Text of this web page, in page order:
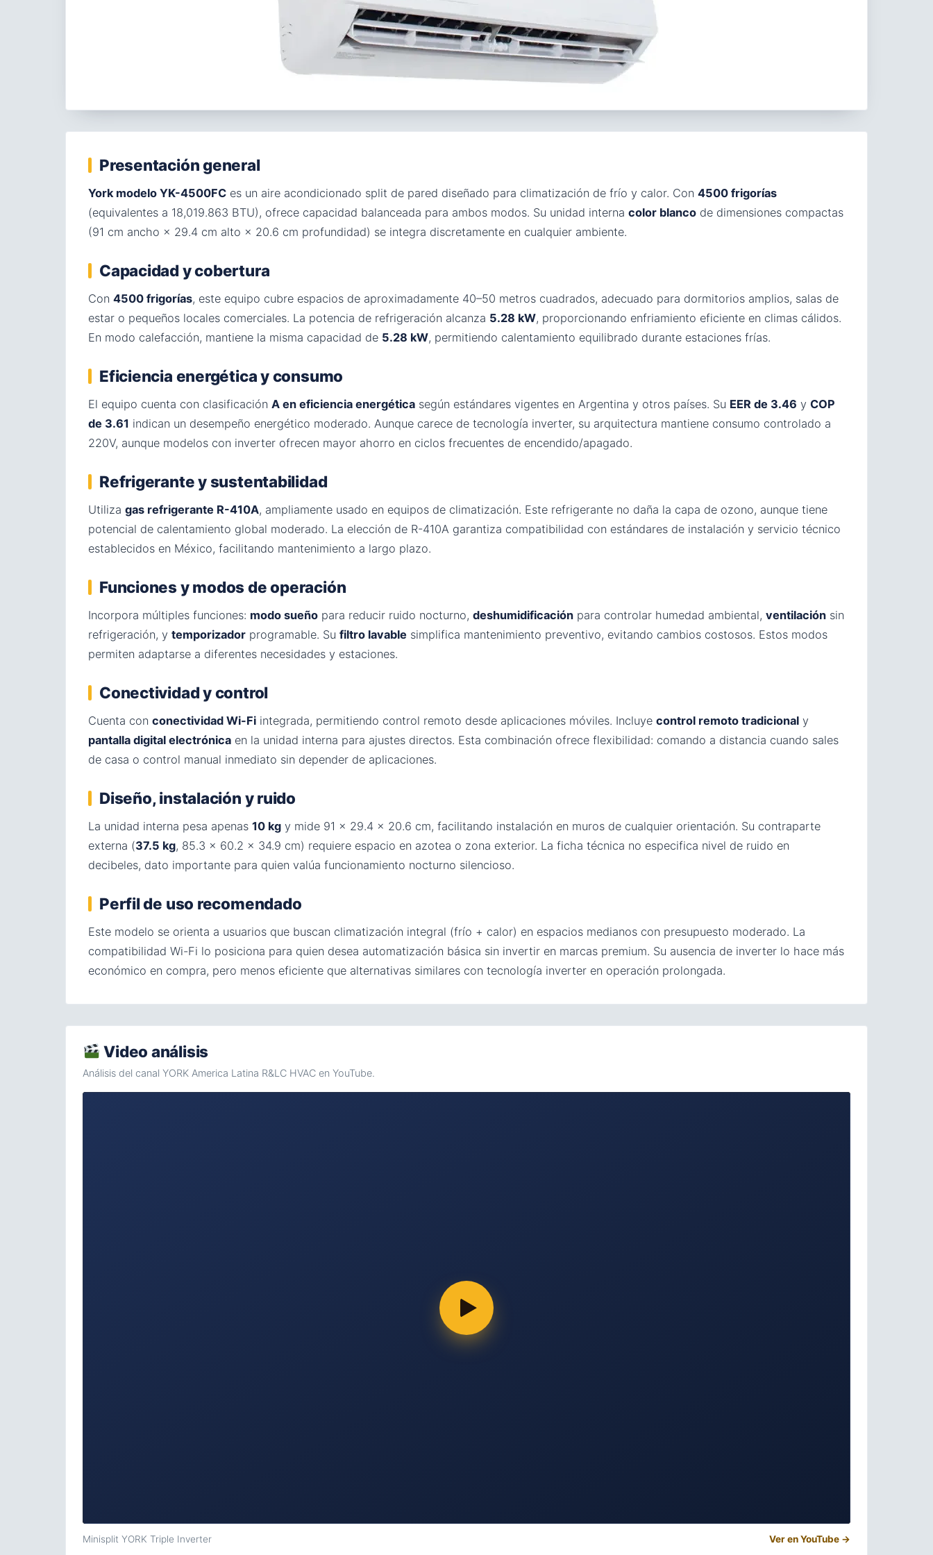
Presentación general
York modelo YK-4500FC es un aire acondicionado split de pared diseñado para climatización de frío y calor. Con 4500 frigorías
(equivalentes a 18,019.863 BTU), ofrece capacidad balanceada para ambos modos. Su unidad interna color blanco de dimensiones compactas
(91 cm ancho × 29.4 cm alto × 20.6 cm profundidad) se integra discretamente en cualquier ambiente.
Capacidad y cobertura
Con 4500 frigorías, este equipo cubre espacios de aproximadamente 40–50 metros cuadrados, adecuado para dormitorios amplios, salas de
estar o pequeños locales comerciales. La potencia de refrigeración alcanza 5.28 kW, proporcionando enfriamiento eficiente en climas cálidos.
En modo calefacción, mantiene la misma capacidad de 5.28 kW, permitiendo calentamiento equilibrado durante estaciones frías.
Eficiencia energética y consumo
El equipo cuenta con clasificación A en eficiencia energética según estándares vigentes en Argentina y otros países. Su EER de 3.46 y COP
de 3.61 indican un desempeño energético moderado. Aunque carece de tecnología inverter, su arquitectura mantiene consumo controlado a
220V, aunque modelos con inverter ofrecen mayor ahorro en ciclos frecuentes de encendido/apagado.
Refrigerante y sustentabilidad
Utiliza gas refrigerante R-410A, ampliamente usado en equipos de climatización. Este refrigerante no daña la capa de ozono, aunque tiene
potencial de calentamiento global moderado. La elección de R-410A garantiza compatibilidad con estándares de instalación y servicio técnico
establecidos en México, facilitando mantenimiento a largo plazo.
Funciones y modos de operación
Incorpora múltiples funciones: modo sueño para reducir ruido nocturno, deshumidificación para controlar humedad ambiental, ventilación sin
refrigeración, y temporizador programable. Su filtro lavable simplifica mantenimiento preventivo, evitando cambios costosos. Estos modos
permiten adaptarse a diferentes necesidades y estaciones.
Conectividad y control
Cuenta con conectividad Wi-Fi integrada, permitiendo control remoto desde aplicaciones móviles. Incluye control remoto tradicional y
pantalla digital electrónica en la unidad interna para ajustes directos. Esta combinación ofrece flexibilidad: comando a distancia cuando sales
de casa o control manual inmediato sin depender de aplicaciones.
Diseño, instalación y ruido
La unidad interna pesa apenas 10 kg y mide 91 × 29.4 × 20.6 cm, facilitando instalación en muros de cualquier orientación. Su contraparte
externa (37.5 kg, 85.3 × 60.2 × 34.9 cm) requiere espacio en azotea o zona exterior. La ficha técnica no especifica nivel de ruido en
decibeles, dato importante para quien valúa funcionamiento nocturno silencioso.
Perfil de uso recomendado
Este modelo se orienta a usuarios que buscan climatización integral (frío + calor) en espacios medianos con presupuesto moderado. La
compatibilidad Wi-Fi lo posiciona para quien desea automatización básica sin invertir en marcas premium. Su ausencia de inverter lo hace más
económico en compra, pero menos eficiente que alternativas similares con tecnología inverter en operación prolongada.
Video análisis
Análisis del canal YORK America Latina R&LC HVAC en YouTube.
Minisplit YORK Triple Inverter Ver en YouTube →